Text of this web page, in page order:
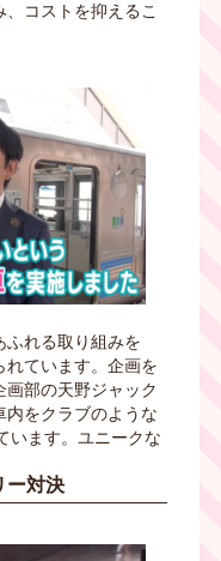
コストを抑えるこ
ふれる取り組みを
れています。企画を
部の天野ジャック
内をクラブのような
います。ユニークな
ー対決